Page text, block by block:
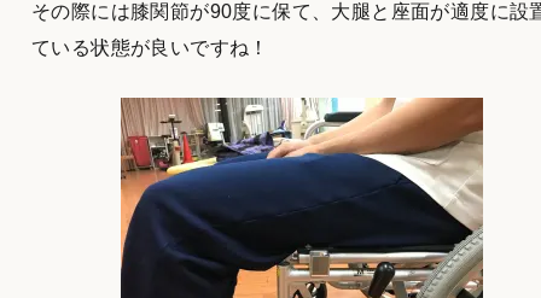
その際には膝関節が90度に保て、大腿と座面が適度に設
ている状態が良いですね！